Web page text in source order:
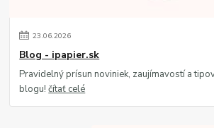
23.06.2026
Blog - ipapier.sk
Pravidelný prísun noviniek, zaujímavostí a
blogu!čítať celé